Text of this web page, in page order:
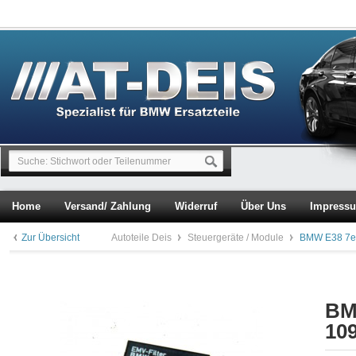
Home Versand/ Zahlung Widerruf Über Uns
Zur Übersicht Autoteile Deis Steuergeräte / Module BMW E38